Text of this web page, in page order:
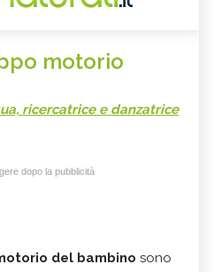
motorio
ricercatrice e danzatrice
dopo la pubblicità
del bambino sono